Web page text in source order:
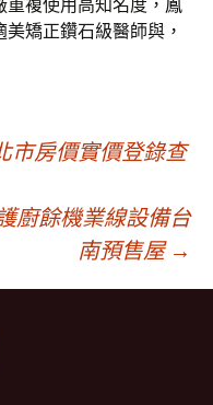
複使用高知名度， 鳳
矯正鑽石級醫師與，
市房價實價登錄查
廚餘機業線設備台
南預售屋 →